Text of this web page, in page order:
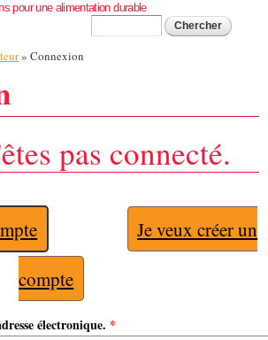
pour une alimentation durable
Formulaire de
» Connexion
pas connecté.
Je veux créer un
compte
électronique. *